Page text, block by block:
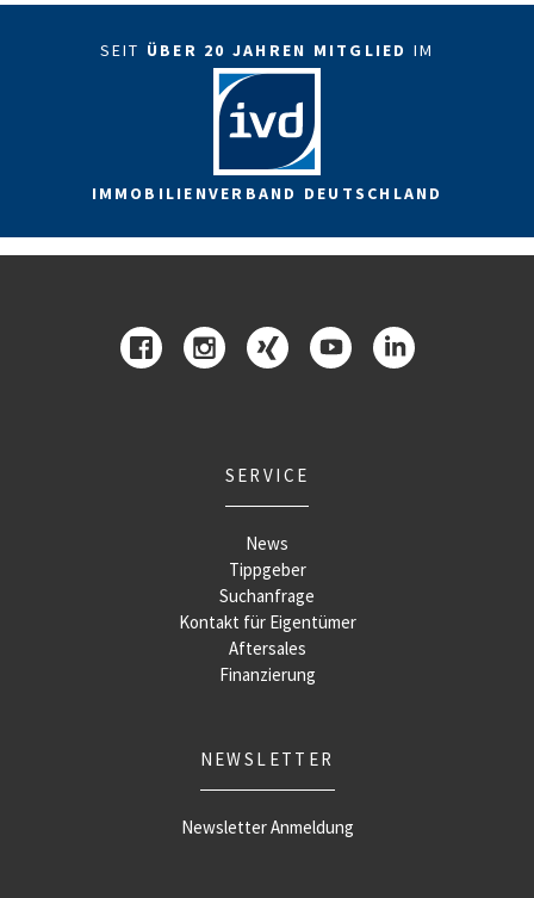
SEIT ÜBER 20 JAHREN MITGLIED IM
IMMOBILIENVERBAND DEUTSCHLAND
SERVICE
News
Tippgeber
Suchanfrage
Kontakt für Eigentümer
Aftersales
Finanzierung
NEWSLETTER
Newsletter Anmeldung